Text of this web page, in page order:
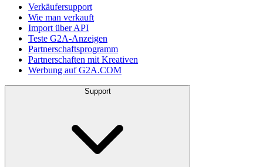
Verkäufersupport
Wie man verkauft
Import über API
Teste G2A-Anzeigen
Partnerschaftsprogramm
Partnerschaften mit Kreativen
Werbung auf G2A.COM
Support